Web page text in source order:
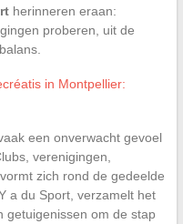
herinneren eraan:
proberen, uit de
in Montpellier:
een onverwacht gevoel
verenigingen,
vormt zich rond de gedeelde
a du Sport, verzamelt het
getuigenissen om de stap